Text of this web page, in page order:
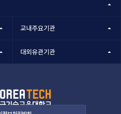
교내주요기관
대외유관기관